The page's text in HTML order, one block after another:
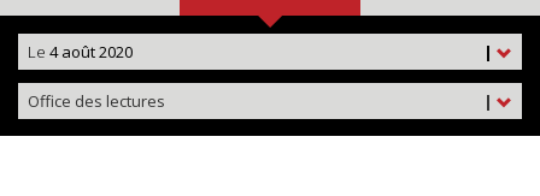
|
Le 4 août 2020
|
Office des lectures